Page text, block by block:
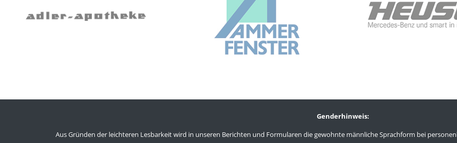
Genderhinweis:
Aus Gründen der leichteren Lesbarkeit wird in unseren Berichten und Formularen die gewohnte männliche Sprachform bei